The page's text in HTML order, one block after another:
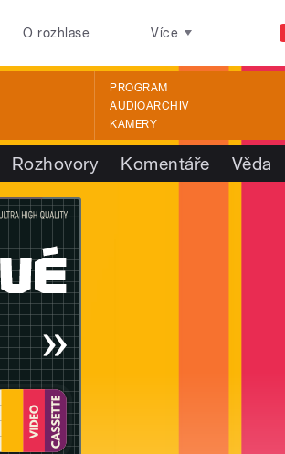
O rozhlase Více
PROGRAM
AUDIOARCHIV
KAMERY
Rozhovory Komentáře Věda